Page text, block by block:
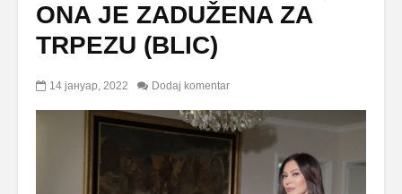
ONA JE ZADUŽENA ZA
TRPEZU (BLIC)
14 јануар, 2022 Dodaj komentar